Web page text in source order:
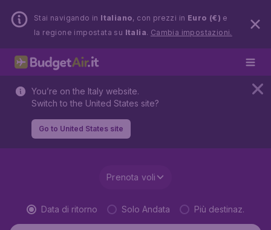
Stai navigando in Italiano, con prezzi in Euro (€) e
la regione impostata su Italia. Cambia impostazioni.
You’re on the Italy website.
Switch to the United States site?
Go to United States site
Prenota voli
Data di ritorno Solo Andata Più destinaz.